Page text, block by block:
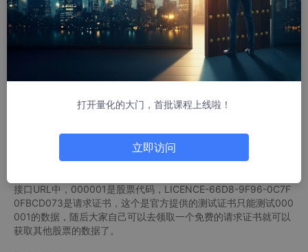
目标页面变动而失效。大家可以依据自己的实际情况来决定数据获
取方式。
接下来，我将分享200多个实测可用且免费的专业股票数据接口，
并通过Python、JavaScript（Node.js）、Java、C#、Ruby等五
种主流语言，逐一演示如何高效获取各类股票数据，希望能够对大
先把数据接口的地址给大家，大家可以直接点击地址或复制到地址
沪深指数最新分时MA数据API接口：http://api.mairui.club/zs/m
a/sh000001/60m/LICENCE-66D8-9F96-0C7F0FBCD073
接口URL中，000001是股票代码，LICENCE-66D8-9F96-0C7F
0FBCD073是请求证书，这个是官方提供的测试证书只能测试000
001的数据，随后大家自己可以去领取一个免费的请求证书就可以
获取其他股票的数据了。
打开量化的大门，首批课程上线啦！
立即访问